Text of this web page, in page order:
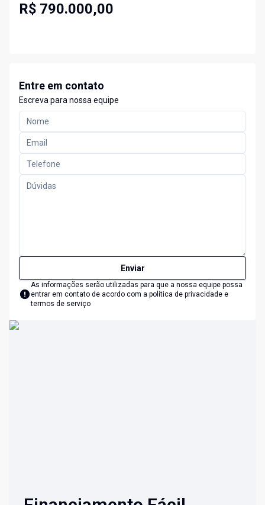
R$ 790.000,00
Entre em contato
Escreva para nossa equipe
Enviar
As informações serão utilizadas para que a nossa equipe possa
entrar em contato de acordo com a política de privacidade e
termos de serviço